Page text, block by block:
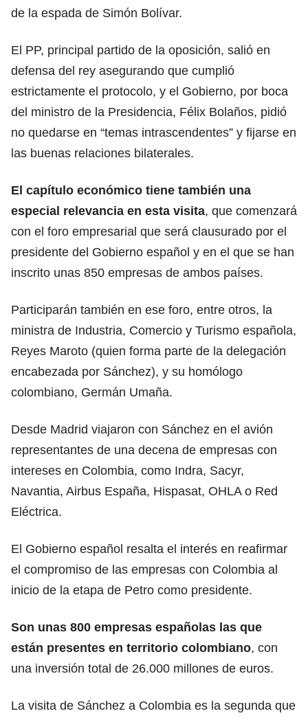
de la espada de Simón Bolívar.
El PP, principal partido de la oposición, salió en
defensa del rey asegurando que cumplió
estrictamente el protocolo, y el Gobierno, por boca
del ministro de la Presidencia, Félix Bolaños, pidió
no quedarse en “temas intrascendentes” y fijarse en
las buenas relaciones bilaterales.
El capítulo económico tiene también una
especial relevancia en esta visita, que comenzará
con el foro empresarial que será clausurado por el
presidente del Gobierno español y en el que se han
inscrito unas 850 empresas de ambos países.
Participarán también en ese foro, entre otros, la
ministra de Industria, Comercio y Turismo española,
Reyes Maroto (quien forma parte de la delegación
encabezada por Sánchez), y su homólogo
colombiano, Germán Umaña.
Desde Madrid viajaron con Sánchez en el avión
representantes de una decena de empresas con
intereses en Colombia, como Indra, Sacyr,
Navantia, Airbus España, Hispasat, OHLA o Red
Eléctrica.
El Gobierno español resalta el interés en reafirmar
el compromiso de las empresas con Colombia al
inicio de la etapa de Petro como presidente.
Son unas 800 empresas españolas las que
están presentes en territorio colombiano, con
una inversión total de 26.000 millones de euros.
La visita de Sánchez a Colombia es la segunda que